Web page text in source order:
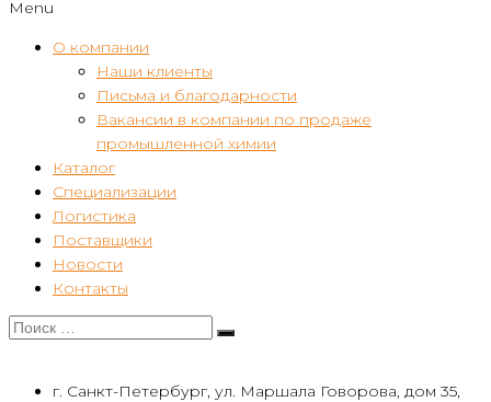
Menu
О компании
Наши клиенты
Письма и благодарности
Вакансии в компании по продаже
промышленной химии
Каталог
Специализации
Логистика
Поставщики
Новости
Контакты
г. Санкт-Петербург, ул. Маршала Говорова, дом 35,